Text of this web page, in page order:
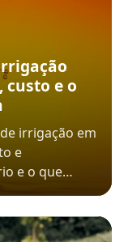
e o
irrigação em
e
e o que…